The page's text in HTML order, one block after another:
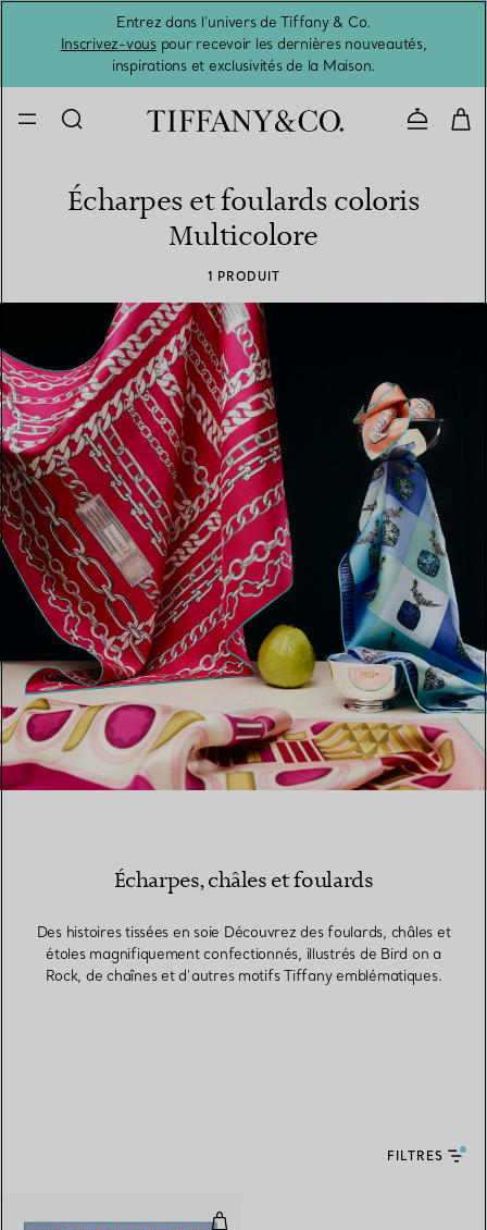
Entrez dans l’univers de Tiffany & Co.
Inscrivez-vouspour recevoir les dernières nouveautés,
inspirations et exclusivités de la Maison.
Écharpes et foulards coloris
Multicolore
1 PRODUIT
Écharpes, châles et foulards
Des histoires tissées en soie Découvrez des foulards, châles et
étoles magnifiquement confectionnés, illustrés de Bird on a
Rock, de chaînes et d’autres motifs Tiffany emblématiques.
FILTRES
Foulard carré en soie multicolore